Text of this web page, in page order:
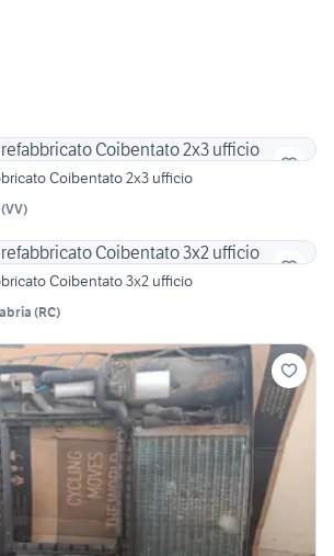
Coibentato 2x3 ufficio
(VV)
Coibentato 3x2 ufficio
(RC)